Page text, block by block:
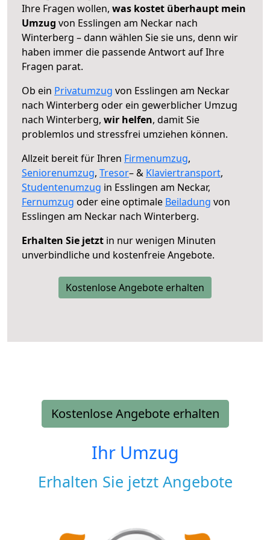
Ihre Fragen wollen, was kostet überhaupt mein
Umzug von Esslingen am Neckar nach
Winterberg – dann wählen Sie sie uns, denn wir
haben immer die passende Antwort auf Ihre
Fragen parat.
Ob ein Privatumzug von Esslingen am Neckar
nach Winterberg oder ein gewerblicher Umzug
nach Winterberg, wir helfen, damit Sie
problemlos und stressfrei umziehen können.
Allzeit bereit für Ihren Firmenumzug,
Seniorenumzug, Tresor– & Klaviertransport,
Studentenumzug in Esslingen am Neckar,
Fernumzug oder eine optimale Beiladung von
Esslingen am Neckar nach Winterberg.
Erhalten Sie jetzt in nur wenigen Minuten
unverbindliche und kostenfreie Angebote.
Kostenlose Angebote erhalten
Kostenlose Angebote erhalten
Ihr Umzug
Erhalten Sie jetzt Angebote